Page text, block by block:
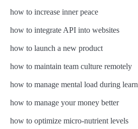
how to increase inner peace
how to integrate API into websites
how to launch a new product
how to maintain team culture remotely
how to manage mental load during
how to manage your money better
how to optimize micro-nutrient levels